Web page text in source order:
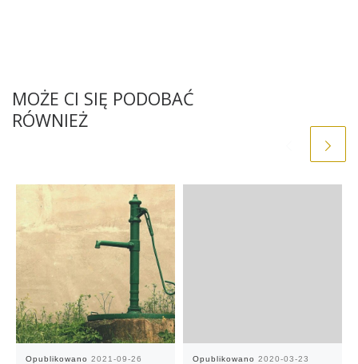
MOŻE CI SIĘ PODOBAĆ
RÓWNIEŻ
Opublikowano 2021-09-26 Opublikowano 2020-03-23